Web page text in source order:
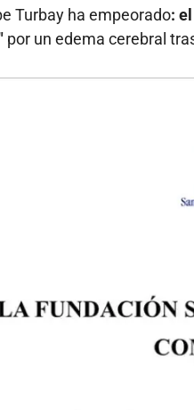
Turbay ha empeorado:
por un edema cerebral